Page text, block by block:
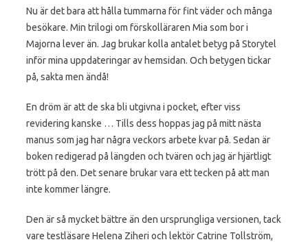
Nu är det bara att hålla tummarna för fint väder och många
besökare. Min trilogi om förskolläraren Mia som bor i
Majorna lever än. Jag brukar kolla antalet betyg på Storytel
inför mina uppdateringar av hemsidan. Och betygen tickar
på, sakta men ändå!
En dröm är att de ska bli utgivna i pocket, efter viss
revidering kanske … Tills dess hoppas jag på mitt nästa
manus som jag har några veckors arbete kvar på. Sedan är
boken redigerad på längden och tvären och jag är hjärtligt
trött på den. Det senare brukar vara ett tecken på att man
inte kommer längre.
Den är så mycket bättre än den ursprungliga versionen, tack
vare testläsare Helena Ziheri och lektör Catrine Tollström,